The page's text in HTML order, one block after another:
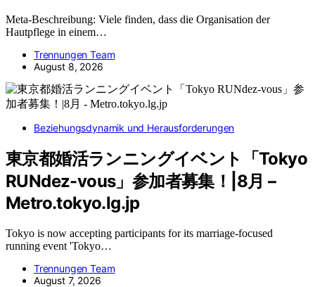
Meta-Beschreibung: Viele finden, dass die Organisation der
Hautpflege in einem…
Trennungen Team
August 8, 2026
Beziehungsdynamik und Herausforderungen
東京都婚活ランニングイベント「Tokyo
RUNdez-vous」参加者募集！|8月 –
Metro.tokyo.lg.jp
Tokyo is now accepting participants for its marriage-focused
running event 'Tokyo…
Trennungen Team
August 7, 2026